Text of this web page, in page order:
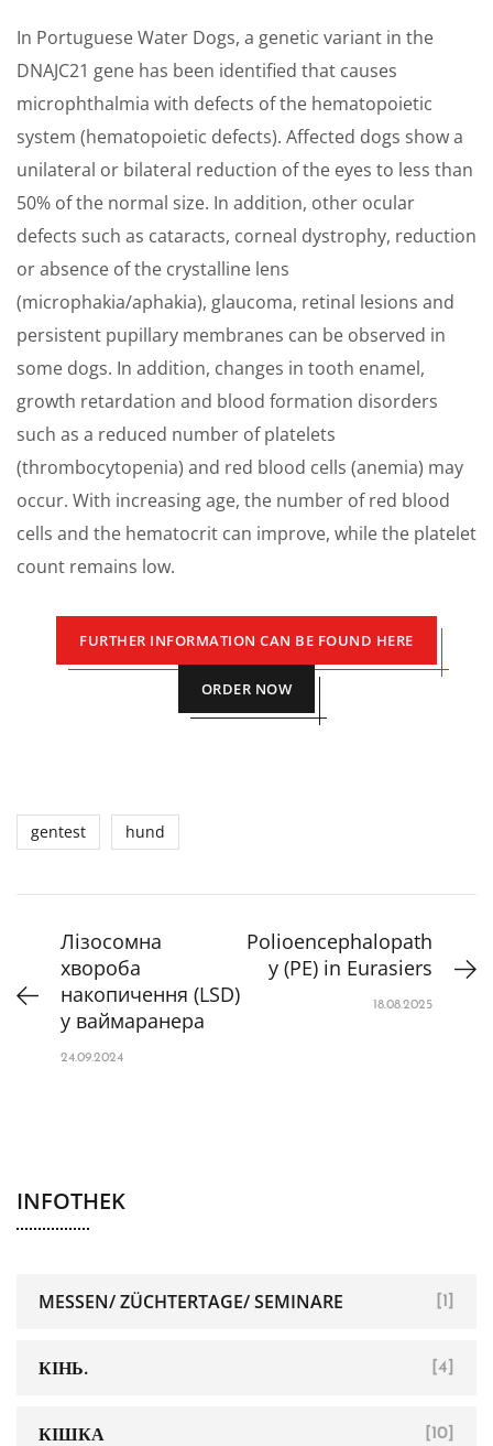
In Portuguese Water Dogs, a genetic variant in the
DNAJC21 gene has been identified that causes
microphthalmia with defects of the hematopoietic
system (hematopoietic defects). Affected dogs show a
unilateral or bilateral reduction of the eyes to less than
50% of the normal size. In addition, other ocular
defects such as cataracts, corneal dystrophy, reduction
or absence of the crystalline lens
(microphakia/aphakia), glaucoma, retinal lesions and
persistent pupillary membranes can be observed in
some dogs. In addition, changes in tooth enamel,
growth retardation and blood formation disorders
such as a reduced number of platelets
(thrombocytopenia) and red blood cells (anemia) may
occur. With increasing age, the number of red blood
cells and the hematocrit can improve, while the platelet
count remains low.
FURTHER INFORMATION CAN BE FOUND HERE
ORDER NOW
gentest hund
Лізосомна
хвороба
накопичення (LSD)
у ваймаранера
24.09.2024
Polioencephalopath
y (PE) in Eurasiers
18.08.2025
INFOTHEK
MESSEN/ ZÜCHTERTAGE/ SEMINARE [1]
КІНЬ. [4]
КІШКА [10]